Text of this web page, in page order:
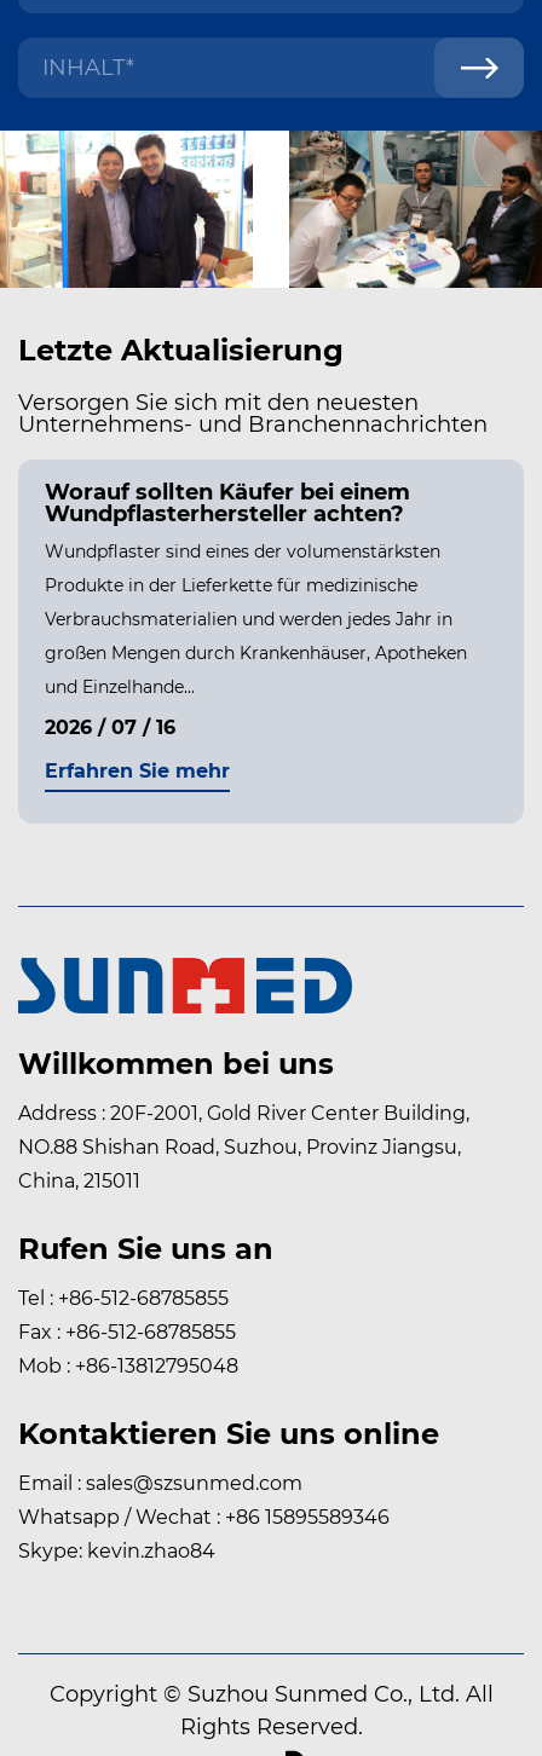
Letzte Aktualisierung
Versorgen Sie sich mit den neuesten
Unternehmens- und Branchennachrichten
Worauf sollten Käufer bei einem
Wundpflasterhersteller achten?
Wundpflaster sind eines der volumenstärksten
Produkte in der Lieferkette für medizinische
Verbrauchsmaterialien und werden jedes Jahr in
großen Mengen durch Krankenhäuser, Apotheken
und Einzelhande...
2026 / 07 / 16
Erfahren Sie mehr
Willkommen bei uns
Address : 20F-2001, Gold River Center Building,
NO.88 Shishan Road, Suzhou, Provinz Jiangsu,
China, 215011
Rufen Sie uns an
Tel : +86-512-68785855
Fax : +86-512-68785855
Mob : +86-13812795048
Kontaktieren Sie uns online
Email : sales@szsunmed.com
Whatsapp / Wechat : +86 15895589346
Skype: kevin.zhao84
Copyright © Suzhou Sunmed Co., Ltd. All
Rights Reserved.